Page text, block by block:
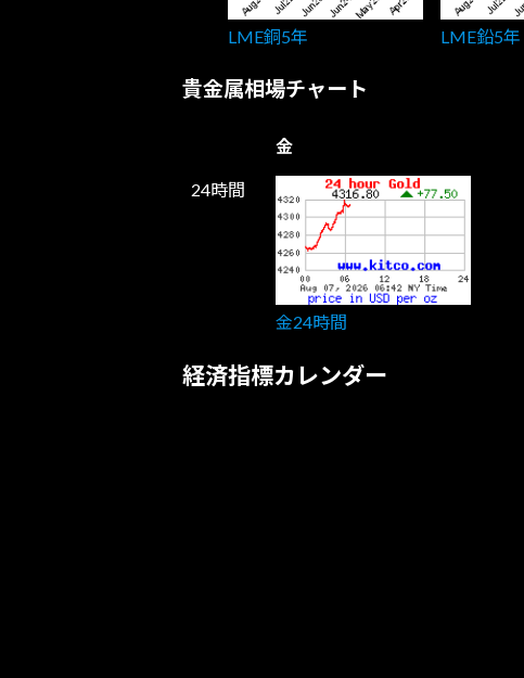
LME銅5年 LME鉛5年
貴金属相場チャート
金
24時間
金24時間
経済指標カレンダー